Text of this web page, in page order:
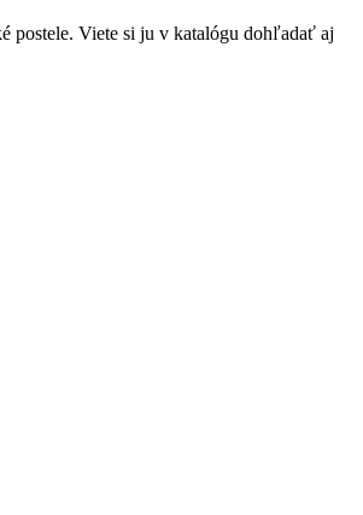
postele. Viete si ju v katalógu dohľadať aj